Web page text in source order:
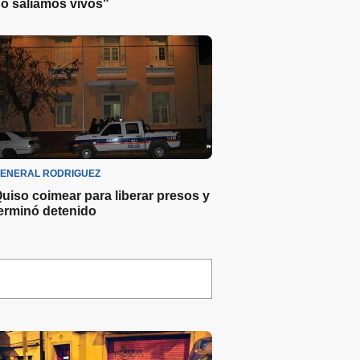
salíamos vivos"
RODRIGUEZ
coimear para liberar presos y
detenido